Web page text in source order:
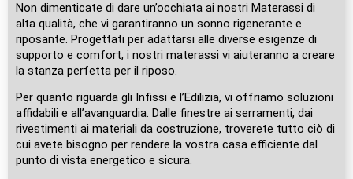
Non dimenticate di dare un’occhiata ai nostri Materassi di
alta qualità, che vi garantiranno un sonno rigenerante e
riposante. Progettati per adattarsi alle diverse esigenze di
supporto e comfort, i nostri materassi vi aiuteranno a creare
la stanza perfetta per il riposo.
Per quanto riguarda gli Infissi e l’Edilizia, vi offriamo soluzioni
affidabili e all’avanguardia. Dalle finestre ai serramenti, dai
rivestimenti ai materiali da costruzione, troverete tutto ciò di
cui avete bisogno per rendere la vostra casa efficiente dal
punto di vista energetico e sicura.